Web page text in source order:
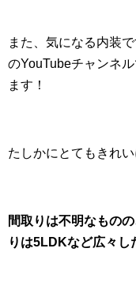
また、気になる内装
のYouTubeチャンネ
ます！
たしかにとてもきれ
間取りは不明なもの
りは5LDKなど広々し